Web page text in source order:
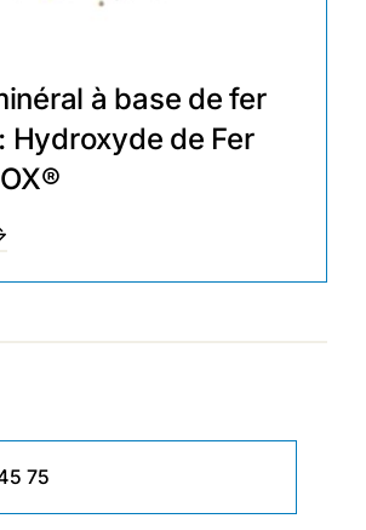
à base de fer
Hydroxyde de Fer
75